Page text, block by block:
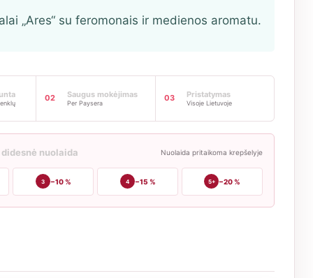
„Ares“ su feromonais ir medienos aromatu.
02 Saugus mokėjimas
Per Paysera 03 Pristatymas
Visoje Lietuvoje
nuolaida Nuolaida pritaikoma krepšelyje
3 −10 % 4 −15 % 5+ −20 %